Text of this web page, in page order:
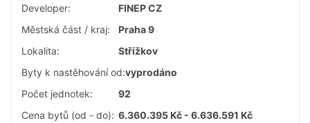
Developer:
FINEP CZ
Městská část / kraj:
Praha 9
Lokalita:
Střížkov
Byty k nastěhování od:vyprodáno
Počet jednotek:
92
Cena bytů (od - do): 6.360.395 Kč - 6.636.591 Kč